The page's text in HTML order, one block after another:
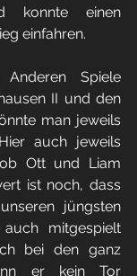
konnte einen
einfahren.
Spiele
II und den
man jeweils
auch jeweils
Ott und Liam
ist noch, dass
jüngsten
mitgespielt
bei den ganz
er kein Tor